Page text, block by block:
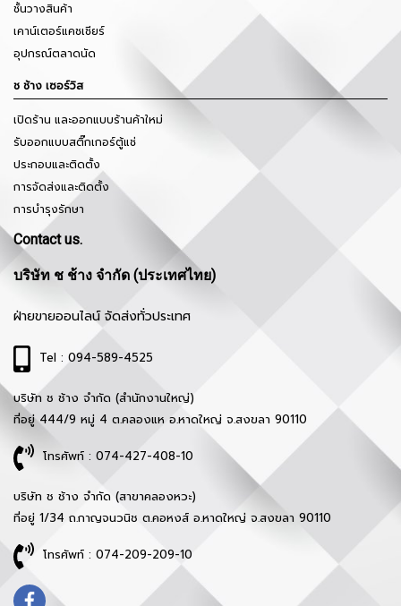
ชั้นวางสินค้า
เคาน์เตอร์แคชเชียร์
อุปกรณ์ตลาดนัด
ช ช้าง เซอร์วิส
เปิดร้าน และออกแบบร้านค้าใหม่
รับออกแบบสติ๊กเกอร์ตู้แช่
ประกอบและติดตั้ง
การจัดส่งและติดตั้ง
การบำรุงรักษา
Contact us.
บริษัท ช ช้าง จำกัด (ประเทศไทย)
ฝ่ายขายออนไลน์ จัดส่งทั่วประเทศ
Tel : 094-589-4525
บริษัท ช ช้าง จำกัด (สำนักงานใหญ่)
ที่อยู่ 444/9 หมู่ 4 ต.คลองแห อ.หาดใหญ่ จ.สงขลา 90110
โทรศัพท์ : 074-427-408-10
บริษัท ช ช้าง จำกัด (สาขาคลองหวะ)
ที่อยู่ 1/34 ถ.กาญจนวนิช ต.คอหงส์ อ.หาดใหญ่ จ.สงขลา 90110
โทรศัพท์ : 074-209-209-10